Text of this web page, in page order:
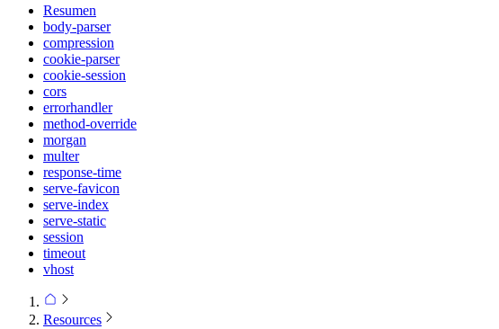
Resumen
body-parser
compression
cookie-parser
cookie-session
cors
errorhandler
method-override
morgan
multer
response-time
serve-favicon
serve-index
serve-static
session
timeout
vhost
Resources